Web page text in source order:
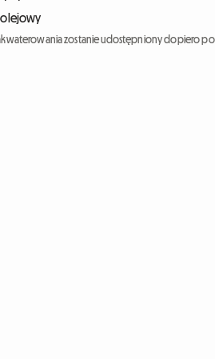
zostanie udostępniony dopiero